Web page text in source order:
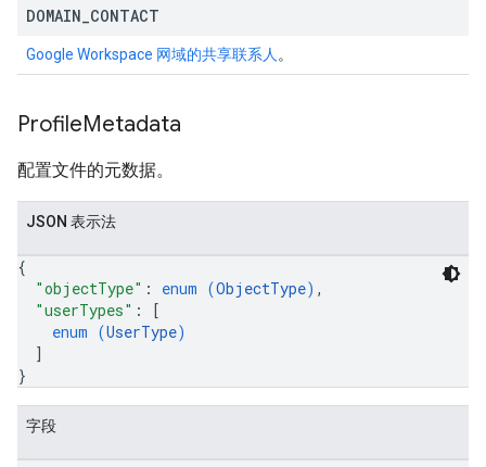
DOMAIN CONTACT
Google Workspace 网域的共享联系人 。
ProfileMetadata
配置文件的元数据。
JSON 表示法
{
"objectType" : enum (ObjectType) ,
"userTypes" :
[
enum (UserType)
]
}
字段